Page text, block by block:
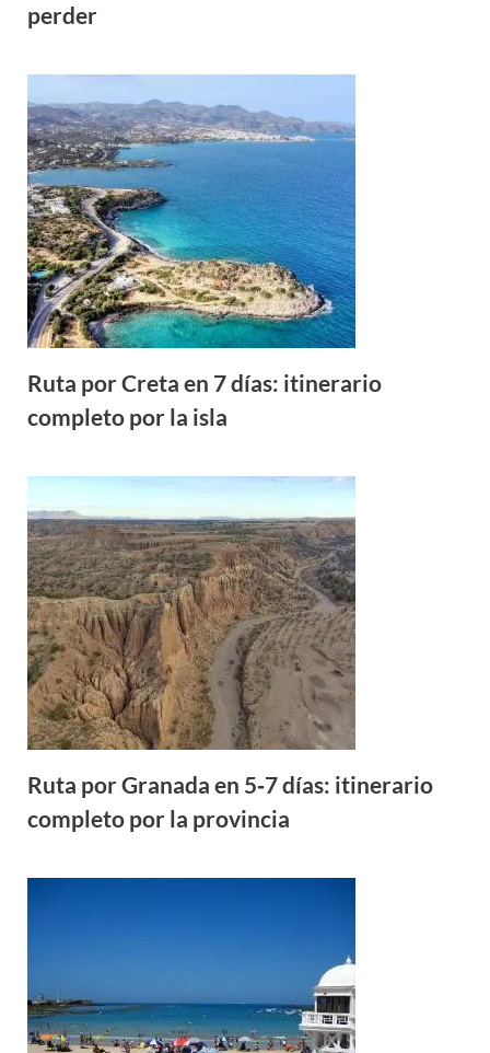
perder
Ruta por Creta en 7 días: itinerario
completo por la isla
Ruta por Granada en 5‑7 días: itinerario
completo por la provincia